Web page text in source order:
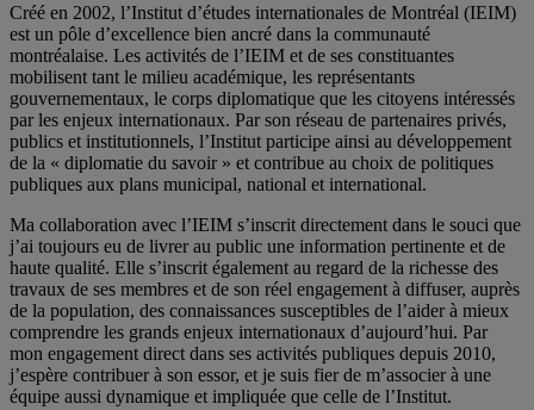
Créé en 2002, l’Institut d’études internationales de Montréal (IEIM)
est un pôle d’excellence bien ancré dans la communauté
montréalaise. Les activités de l’IEIM et de ses constituantes
mobilisent tant le milieu académique, les représentants
gouvernementaux, le corps diplomatique que les citoyens intéressés
par les enjeux internationaux. Par son réseau de partenaires privés,
publics et institutionnels, l’Institut participe ainsi au développement
de la « diplomatie du savoir » et contribue au choix de politiques
publiques aux plans municipal, national et international.
Ma collaboration avec l’IEIM s’inscrit directement dans le souci que
j’ai toujours eu de livrer au public une information pertinente et de
haute qualité. Elle s’inscrit également au regard de la richesse des
travaux de ses membres et de son réel engagement à diffuser, auprès
de la population, des connaissances susceptibles de l’aider à mieux
comprendre les grands enjeux internationaux d’aujourd’hui. Par
mon engagement direct dans ses activités publiques depuis 2010,
j’espère contribuer à son essor, et je suis fier de m’associer à une
équipe aussi dynamique et impliquée que celle de l’Institut.